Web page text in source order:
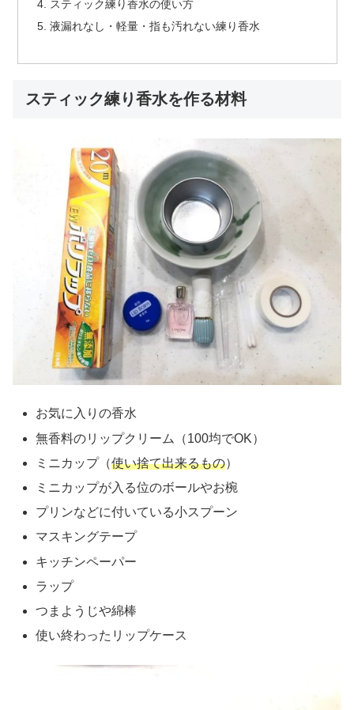
スティック練り香水の使い方
液漏れなし・軽量・指も汚れない練り香水
スティック練り香水を作る材料
お気に入りの香水
無香料のリップクリーム（100均でOK）
ミニカップ（使い捨て出来るもの）
ミニカップが入る位のボールやお椀
プリンなどに付いている小スプーン
マスキングテープ
キッチンペーパー
ラップ
つまようじや綿棒
使い終わったリップケース